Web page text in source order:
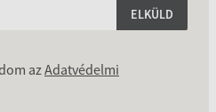
ELKÜLD
azAdatvédelmi